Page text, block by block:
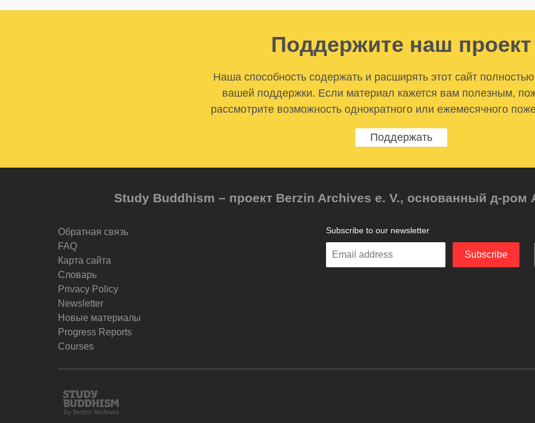
Поддержите наш проект
Наша способность содержать и расширять этот сайт полностью
вашей поддержки. Если материал кажется вам полезным,
рассмотрите возможность однократного или ежемесячного
Поддержать
Study Buddhism – проект Berzin Archives e. V., основанный д-
Обратная связь
FAQ
Карта сайта
Словарь
Privacy Policy
Newsletter
Новые материалы
Progress Reports
Courses
Subscribe to our newsletter
Enter
Subscribe
Study
Buddhism